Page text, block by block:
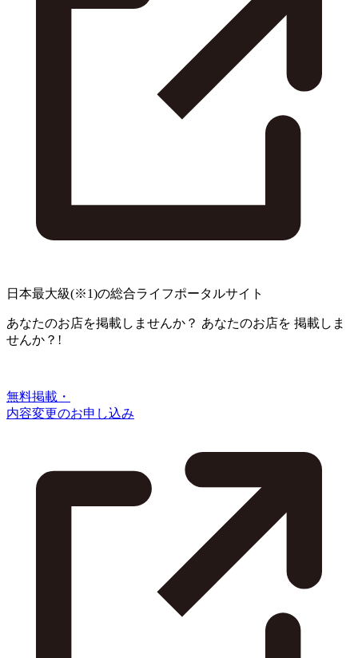
日本最大級(※1)の総合ライフポータルサイト
あなたのお店を掲載しませんか？ あなたのお店を 掲載しま
せんか？!
無料掲載・
内容変更のお申し込み